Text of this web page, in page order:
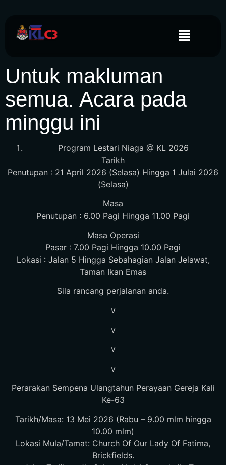
Untuk makluman
semua. Acara pada
minggu ini
Program Lestari Niaga @ KL 2026
Tarikh
Penutupan : 21 April 2026 (Selasa) Hingga 1 Julai 2026
(Selasa)
Masa
Penutupan : 6.00 Pagi Hingga 11.00 Pagi
Masa Operasi
Pasar : 7.00 Pagi Hingga 10.00 Pagi
Lokasi : Jalan 5 Hingga Sebahagian Jalan Jelawat,
Taman Ikan Emas
Sila rancang perjalanan anda.
v
v
v
v
Perarakan Sempena Ulangtahun Perayaan Gereja Kali
Ke-63
Tarikh/Masa: 13 Mei 2026 (Rabu – 9.00 mlm hingga
10.00 mlm)
Lokasi Mula/Tamat: Church Of Our Lady Of Fatima,
Brickfields.